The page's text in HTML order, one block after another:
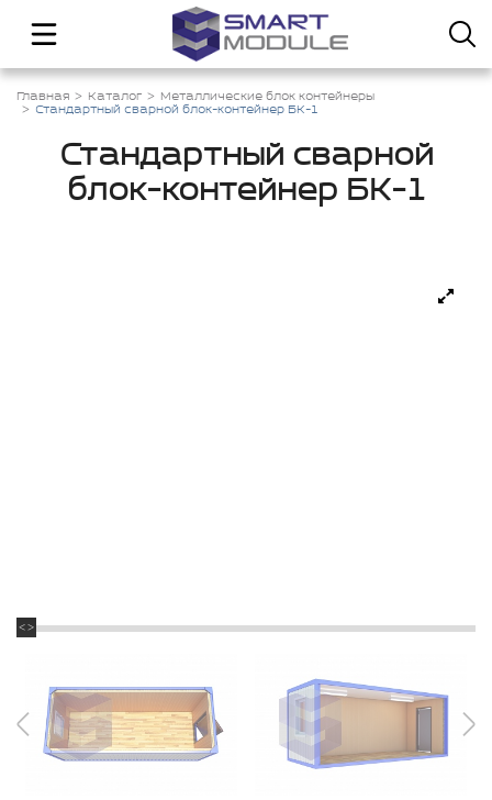
Главная Каталог
Металлические блок контейнеры
Стандартный сварной блок-контейнер БК-1
Стандартный сварной
блок-контейнер БК-1